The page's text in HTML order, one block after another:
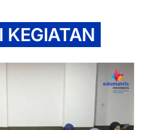
KEGIATAN